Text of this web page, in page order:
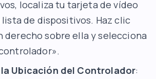
localiza tu tarjeta de vídeo
lista de dispositivos. Haz clic
derecho sobre ella y selecciona
Ubicación del Controlador: